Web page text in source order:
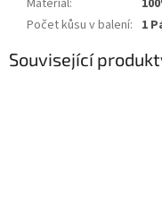
Materiál:
Počet kůsu v balení: 1
Související